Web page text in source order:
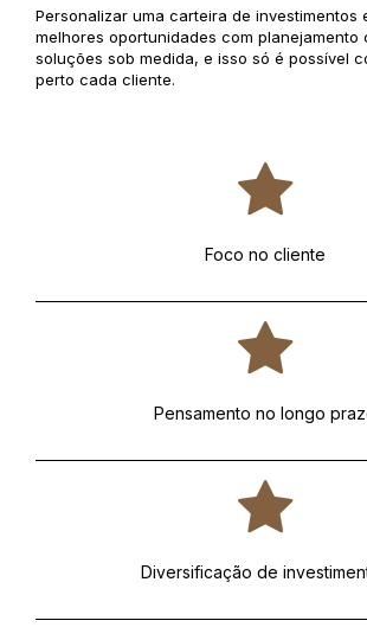
Personalizar uma carteira de investimentos
melhores oportunidades com planejamento
soluções sob medida, e isso só é possível
perto cada cliente.
Foco no cliente
Pensamento no longo
Diversificação de